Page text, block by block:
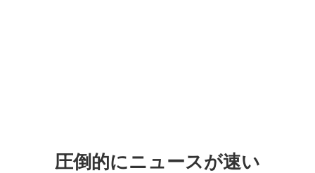
圧倒的にニュースが速い